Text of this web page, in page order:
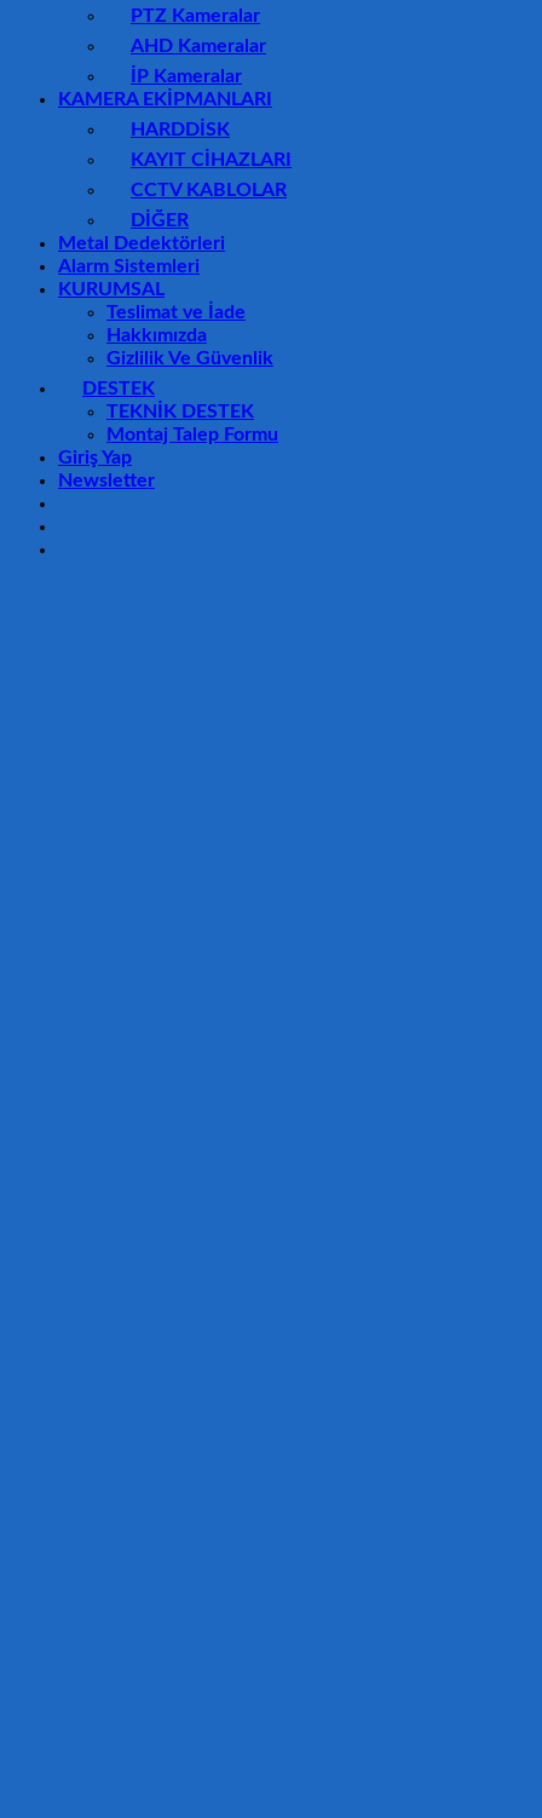
PTZ Kameralar
AHD Kameralar
İP Kameralar
KAMERA EKİPMANLARI
HARDDİSK
KAYIT CİHAZLARI
CCTV KABLOLAR
DİĞER
Metal Dedektörleri
Alarm Sistemleri
KURUMSAL
Teslimat ve İade
Hakkımızda
Gizlilik Ve Güvenlik
DESTEK
TEKNİK DESTEK
Montaj Talep Formu
Giriş Yap
Newsletter